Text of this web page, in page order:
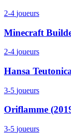
2-4 joueurs
Minecraft
2-4 joueurs
Hansa
3-5 joueurs
Oriflamme
3-5 joueurs